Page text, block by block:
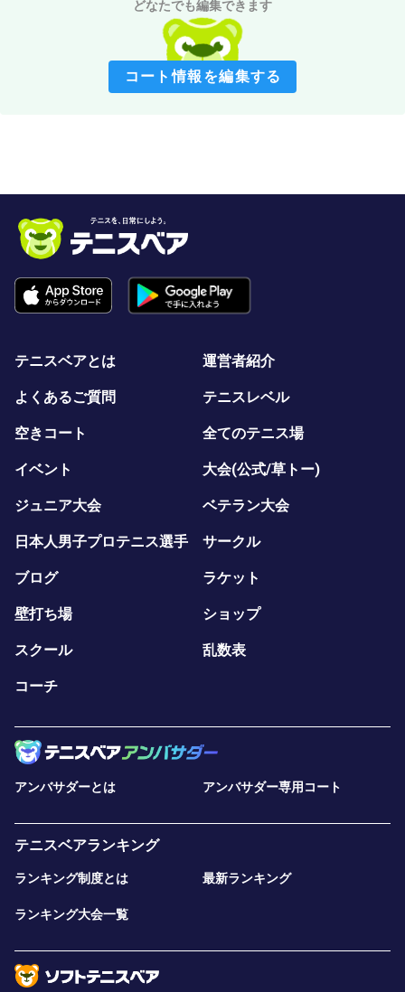
どなたでも編集できます
コート情報を編集する
テニスベアとは 運営者紹介
よくあるご質問 テニスレベル
空きコート 全てのテニス場
イベント 大会(公式/草トー)
ジュニア大会 ベテラン大会
日本人男子プロテニス選手 サークル
ブログ ラケット
壁打ち場 ショップ
スクール 乱数表
コーチ
アンバサダーとは アンバサダー専用コート
テニスベアランキング
ランキング制度とは 最新ランキング
ランキング大会一覧